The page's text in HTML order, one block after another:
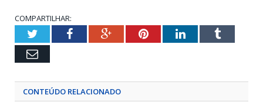
COMPARTILHAR:
TwitterFacebookGoogle+PinterestLinkedInTumblr
Email
CONTEÚDO RELACIONADO